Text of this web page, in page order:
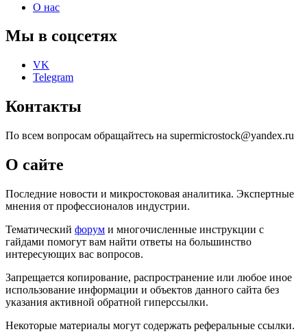
О нас
Мы в соцсетях
VK
Telegram
Контакты
По всем вопросам обращайтесь на supermicrostock@yandex.ru
О сайте
Последние новости и микростоковая аналитика. Экспертные
мнения от профессионалов индустрии.
Тематический форум и многочисленные инструкции с
гайдами помогут вам найти ответы на большинство
интересующих вас вопросов.
Запрещается копирование, распространение или любое иное
использование информации и объектов данного сайта без
указания активной обратной гиперссылки.
Некоторые материалы могут содержать реферальные ссылки.